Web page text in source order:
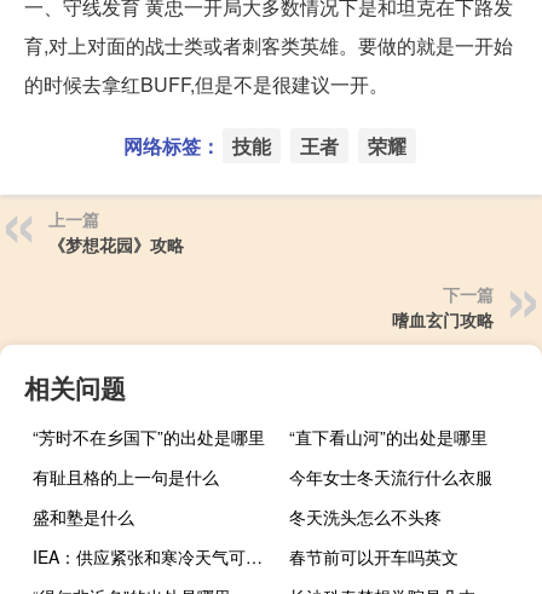
一、守线发育 黄忠一开局大多数情况下是和坦克在下路发
育,对上对面的战士类或者刺客类英雄。要做的就是一开始
的时候去拿红BUFF,但是不是很建议一开。
网络标签： 技能 王者 荣耀
上一篇
《梦想花园》攻略
下一篇
嗜血玄门攻略
相关问题
“芳时不在乡国下”的出处是哪里
“直下看山河”的出处是哪里
有耻且格的上一句是什么
今年女士冬天流行什么衣服
盛和塾是什么
冬天洗头怎么不头疼
IEA：供应紧张和寒冷天气可能加剧天然气市场的波动
春节前可以开车吗英文